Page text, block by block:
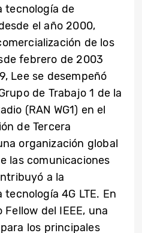
tecnología de
el año 2000,
de los
febrero de 2003
Lee se desempeñó
de Trabajo 1 de la
(RAN WG1) en el
de Tercera
organización global
las comunicaciones
a la
4G LTE. En
del IEEE, una
los principales